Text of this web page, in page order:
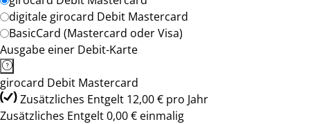
digitale girocard Debit Mastercard
BasicCard (Mastercard oder Visa)
Ausgabe einer Debit-Karte
girocard Debit Mastercard
Zusätzliches Entgelt 12,00 € pro Jahr
Zusätzliches Entgelt 0,00 € einmalig